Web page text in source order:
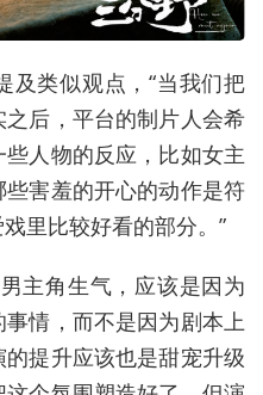
及类似观点，“当我们把
后，平台的制片人会希
人物的反应，比如女主
害羞的开心的动作是符
里比较好看的部分。”
主角生气，应该是因为
情，而不是因为剧本上
提升应该也是甜宠升级